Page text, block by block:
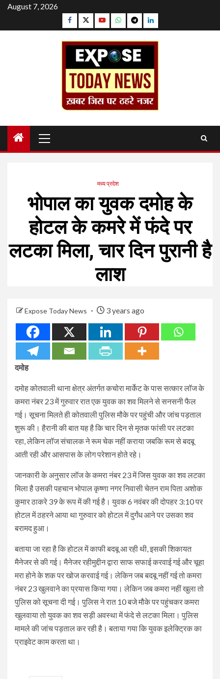
Skip
content
August 7, 2026
Facebook
TwitterYouTubeWhatsapp
TelegramLinkedin
Menu
मध्य प्रदेश
भोपाल का युवक दमोह के
होटल के कमरे में फंदे पर
लटका मिला, चार दिन पुरानी है
लाश
Expose Today News 3 years ago
दमोह
दमोह कोतवाली थाना क्षेत्र अंतर्गत कचोरा मार्केट के पास सत्कार लॉज के
कमरा नंबर 23 में गुरुवार रात एक युवक का शव मिलने से सनसनी फैल
गई। सूचना मिलते ही कोतवाली पुलिस मौके पर पहुंची और जांच पड़ताल
शुरू की। हैरानी की बात यह है कि चार दिन से मृतक फांसी पर लटका
रहा, लेकिन लॉज संचालक ने रूम चेक नहीं कराया जबकि रूम से बदबू
आती रही और आसपास के लोग परेशान होते रहे।
जानकारी के अनुसार लॉज के कमरा नंबर 23 में जिस युवक का शव लटका
मिला है उसकी पहचान भोपाल कृष्णा नगर निवासी चेतन राम पिता अशोक
कुमार ठाकरे 39 के रूप में की गई है। युवक 6 नवंबर की दोपहर 3:10 पर
होटल में ठहरने आया था गुरुवार को होटल में दुर्गंध आने पर उसका शव
बरामद हुआ।
बताया जा रहा है कि होटल में काफी बदबू आ रही थी, इसकी शिकायत
मैनेजर से की गई। मैनेजर रहीमुद्दीन द्वारा साफ सफाई करवाई गई और चूहा
मरा होने के शक पर खोज करवाई गई। लेकिन जब बदबू नहीं गई तो कमरा
नंबर 23 खुलवाने का प्रयास किया गया। लेकिन जब कमरा नहीं खुला तो
पुलिस को सूचना दी गई। पुलिस ने रात 10 बजे मौके पर पहुंचकर कमरा
खुलवाया तो युवक का शव सड़ी अवस्था में फंदे से लटका मिला। पुलिस
मामले की जांच पड़ताल कर रही है। बताया गया कि युवक इलेक्ट्रिक का
प्राइवेट काम करता था।